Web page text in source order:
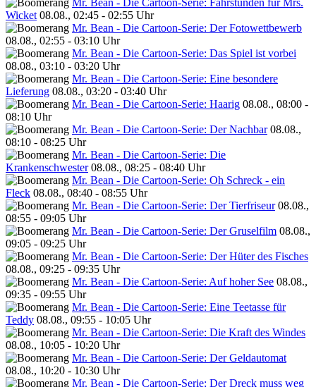
Wicket 08.08., 02:45 - 02:55 Uhr
Mr. Bean - Die Cartoon-Serie: Der Fotowettbewerb
08.08., 02:55 - 03:10 Uhr
Mr. Bean - Die Cartoon-Serie: Das Spiel ist vorbei
08.08., 03:10 - 03:20 Uhr
Mr. Bean - Die Cartoon-Serie: Eine besondere
Lieferung 08.08., 03:20 - 03:40 Uhr
Mr. Bean - Die Cartoon-Serie: Haarig 08.08., 08:00 -
08:10 Uhr
Mr. Bean - Die Cartoon-Serie: Der Nachbar 08.08.,
08:10 - 08:25 Uhr
Mr. Bean - Die Cartoon-Serie: Die
Krankenschwester 08.08., 08:25 - 08:40 Uhr
Mr. Bean - Die Cartoon-Serie: Oh Schreck - ein
Fleck 08.08., 08:40 - 08:55 Uhr
Mr. Bean - Die Cartoon-Serie: Der Tierfriseur 08.08.,
08:55 - 09:05 Uhr
Mr. Bean - Die Cartoon-Serie: Der Gruselfilm 08.08.,
09:05 - 09:25 Uhr
Mr. Bean - Die Cartoon-Serie: Der Hüter des Fisches
08.08., 09:25 - 09:35 Uhr
Mr. Bean - Die Cartoon-Serie: Auf hoher See 08.08.,
09:35 - 09:55 Uhr
Mr. Bean - Die Cartoon-Serie: Eine Teetasse für
Teddy 08.08., 09:55 - 10:05 Uhr
Mr. Bean - Die Cartoon-Serie: Die Kraft des Windes
08.08., 10:05 - 10:20 Uhr
Mr. Bean - Die Cartoon-Serie: Der Geldautomat
08.08., 10:20 - 10:30 Uhr
Mr. Bean - Die Cartoon-Serie: Der Dreck muss weg